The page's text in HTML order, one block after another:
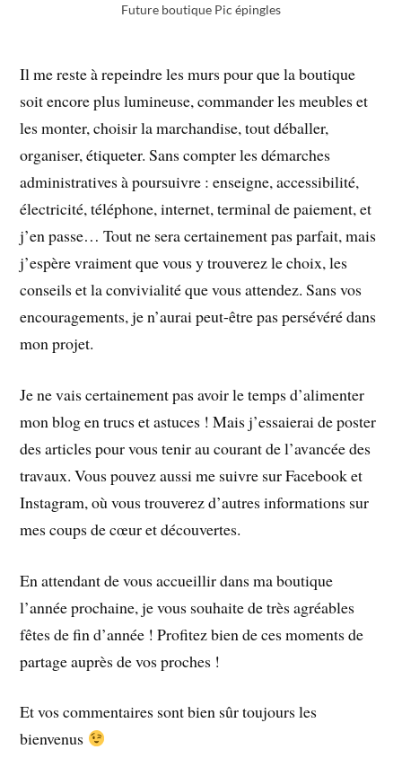
Future boutique Pic épingles
Il me reste à repeindre les murs pour que la boutique
soit encore plus lumineuse, commander les meubles et
les monter, choisir la marchandise, tout déballer,
organiser, étiqueter. Sans compter les démarches
administratives à poursuivre : enseigne, accessibilité,
électricité, téléphone, internet, terminal de paiement, et
j’en passe… Tout ne sera certainement pas parfait, mais
j’espère vraiment que vous y trouverez le choix, les
conseils et la convivialité que vous attendez. Sans vos
encouragements, je n’aurai peut-être pas persévéré dans
mon projet.
Je ne vais certainement pas avoir le temps d’alimenter
mon blog en trucs et astuces ! Mais j’essaierai de poster
des articles pour vous tenir au courant de l’avancée des
travaux. Vous pouvez aussi me suivre sur Facebook et
Instagram, où vous trouverez d’autres informations sur
mes coups de cœur et découvertes.
En attendant de vous accueillir dans ma boutique
l’année prochaine, je vous souhaite de très agréables
fêtes de fin d’année ! Profitez bien de ces moments de
partage auprès de vos proches !
Et vos commentaires sont bien sûr toujours les
bienvenus